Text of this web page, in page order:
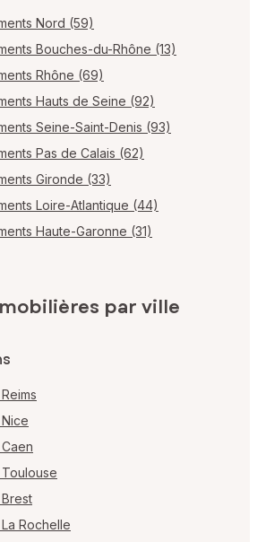
Nord (59)
Bouches-du-Rhône (13)
Rhône (69)
Hauts de Seine (92)
Seine-Saint-Denis (93)
Pas de Calais (62)
Gironde (33)
Loire-Atlantique (44)
Haute-Garonne (31)
par ville
Rochelle